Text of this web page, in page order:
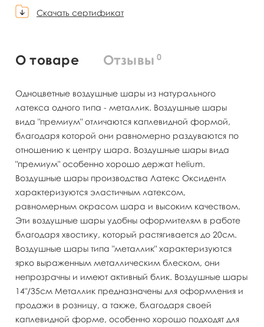
Скачать сертификат
О товаре Отзывы 0
Одноцветные воздушные шары из натурального
латекса одного типа - металлик. Воздушные шары
вида "премиум" отличаются каплевидной формой,
благодаря которой они равномерно раздуваются по
отношению к центру шара. Воздушные шары вида
"премиум" особенно хорошо держат helium.
Воздушные шары производства Латекс Оксидентл
характеризуются эластичным латексом,
равномерным окрасом шара и высоким качеством.
Эти воздушные шары удобны оформителям в работе
благодаря хвостику, который растягивается до 20см.
Воздушные шары типа "металлик" характеризуются
ярко выраженным металлическим блеском, они
непрозрачны и имеют активный блик. Воздушные шары
14"/35см Металлик предназначены для оформления и
продажи в розницу, а также, благодаря своей
каплевидной форме, особенно хорошо подходят для